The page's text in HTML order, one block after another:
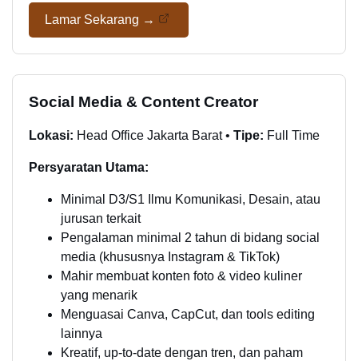
Lamar Sekarang →
Social Media & Content Creator
Lokasi: Head Office Jakarta Barat • Tipe: Full Time
Persyaratan Utama:
Minimal D3/S1 Ilmu Komunikasi, Desain, atau
jurusan terkait
Pengalaman minimal 2 tahun di bidang social
media (khususnya Instagram & TikTok)
Mahir membuat konten foto & video kuliner
yang menarik
Menguasai Canva, CapCut, dan tools editing
lainnya
Kreatif, up-to-date dengan tren, dan paham